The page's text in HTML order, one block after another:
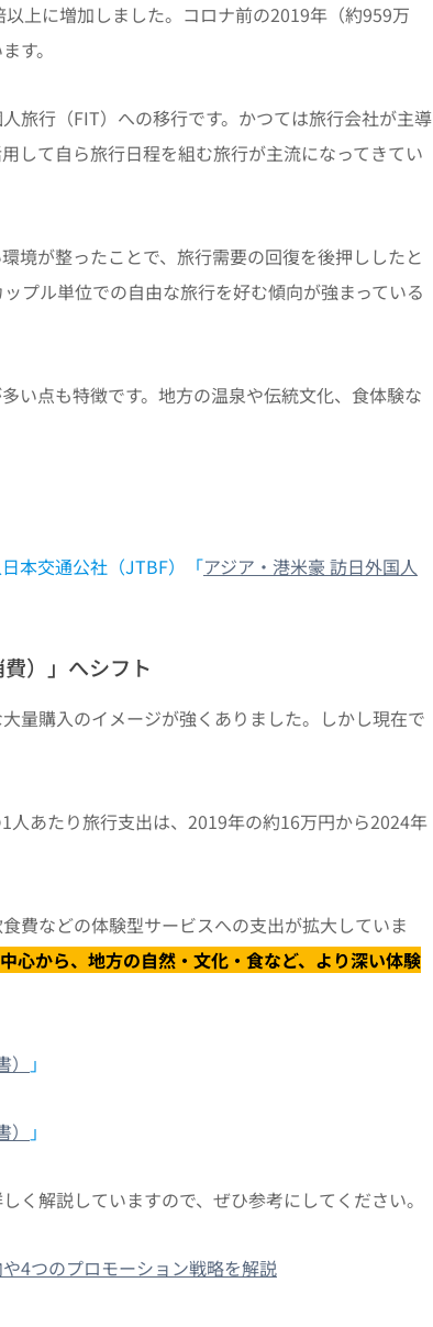
上に増加しました。コロナ前の2019年（約959万
す。
旅行（FIT）への移行です。かつては旅行会社が主導
して自ら旅行日程を組む旅行が主流になってきてい
境が整ったことで、旅行需要の回復を後押ししたと
プル単位での自由な旅行を好む傾向が強まっている
い点も特徴です。地方の温泉や伝統文化、食体験な
本交通公社（JTBF）「アジア・港米豪 訪日外国人
）」へシフト
量購入のイメージが強くありました。しかし現在で
あたり旅行支出は、2019年の約16万円から2024年
費などの体験型サービスへの支出が拡大していま
心から、地方の自然・文化・食など、より深い体験
」
」
く解説していますので、ぜひ参考にしてください。
4つのプロモーション戦略を解説